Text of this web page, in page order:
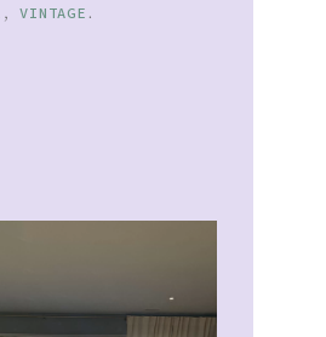
,VINTAGE .